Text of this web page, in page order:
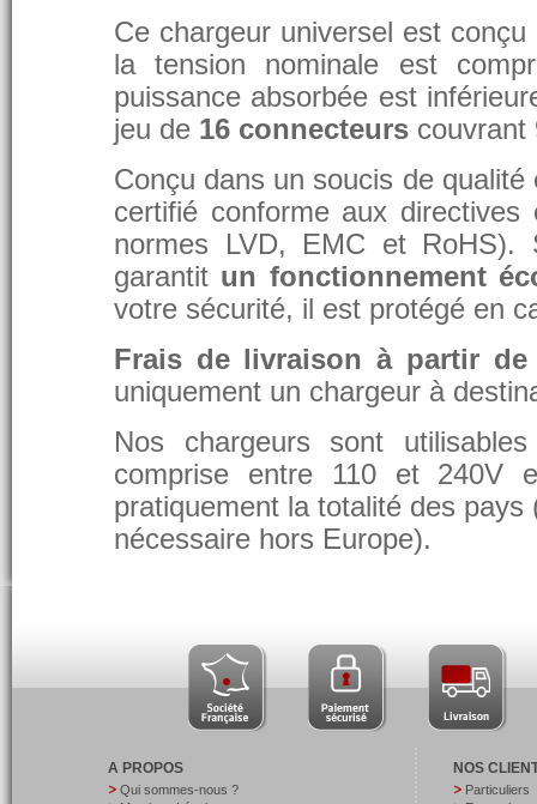
Ce chargeur universel est
la tension nominale est
puissance absorbée est
jeu de 16 connecteurs couvrant
Conçu dans un soucis de
certifié conforme aux
normes LVD, EMC et RoHS).
garantit un fonctionnement
votre sécurité, il est protégé en
Frais de livraison à partir de
uniquement un chargeur à
Nos chargeurs sont
comprise entre 110 et 240V
pratiquement la totalité des
nécessaire hors Europe).
A PROPOS
Qui sommes-nous ?
NOS
Particuliers